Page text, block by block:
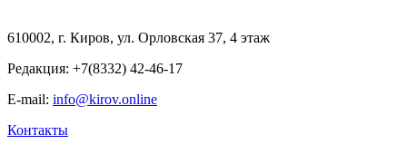
610002, г. Киров, ул. Орловская 37, 4 этаж
Редакция: +7(8332) 42-46-17
E-mail: info@kirov.online
Контакты